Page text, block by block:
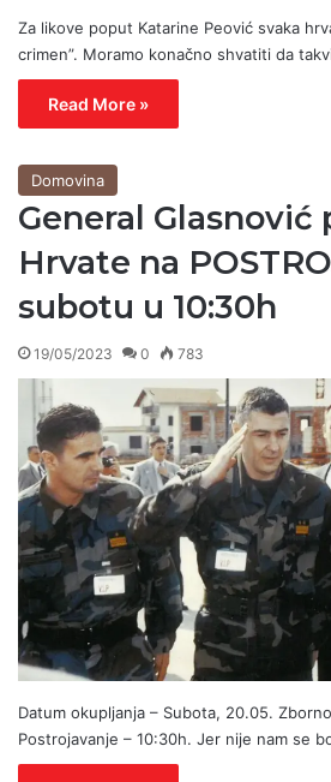
Za likove poput Katarine Peović svaka
crimen”. Moramo konačno shvatiti da
Read More »
Domovina
General Glasnović
Hrvate na
subotu u 10:30h
19/05/2023 0 783
Datum okupljanja – Subota, 20.05.
Postrojavanje – 10:30h. Jer nije nam se